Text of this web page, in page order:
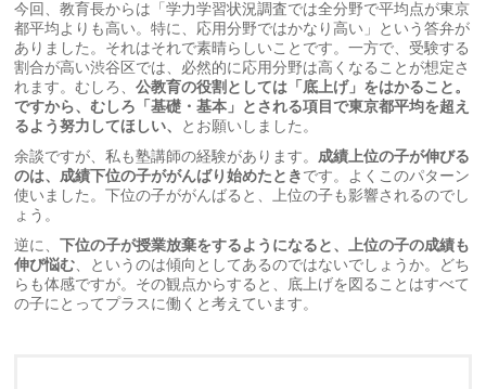
今回、教育長からは「学力学習状況調査では全分野で平均点が東京
都平均よりも高い。特に、応用分野ではかなり高い」という答弁が
ありました。それはそれで素晴らしいことです。一方で、受験する
割合が高い渋谷区では、必然的に応用分野は高くなることが想定さ
れます。むしろ、公教育の役割としては「底上げ」をはかること。
ですから、むしろ「基礎・基本」とされる項目で東京都平均を超え
るよう努力してほしい、 とお願いしました。
余談ですが、私も塾講師の経験があります。 成績上位の子が伸びる
のは、成績下位の子ががんばり始めたときです。よくこのパターン
使いました。下位の子ががんばると、上位の子も影響されるのでし
ょう。
逆に、下位の子が授業放棄をするようになると、上位の子の成績も
伸び悩む 、というのは傾向としてあるのではないでしょうか。どち
らも体感ですが。その観点からすると、底上げを図ることはすべて
の子にとってプラスに働くと考えています。